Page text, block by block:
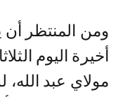
ومن المنتظر أن
أخيرة اليوم
مولاي عبد الله،